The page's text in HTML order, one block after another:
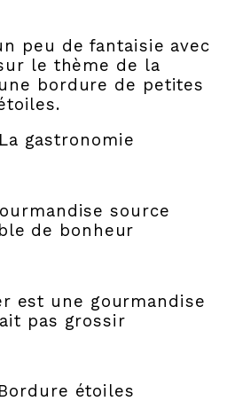
peu de fantaisie avec
le thème de la
bordure de petites
gastronomie
source
de bonheur
est une gourmandise
pas grossir
étoiles